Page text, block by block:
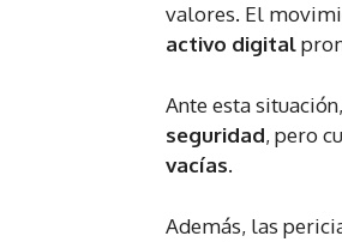
valores. El
activo digital
Ante esta
seguridad, pero
vacías.
Además, las